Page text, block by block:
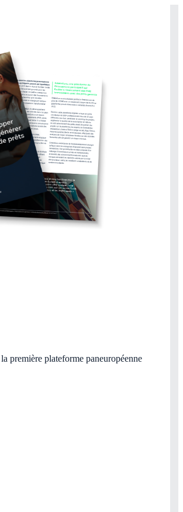
première plateforme paneuropéenne